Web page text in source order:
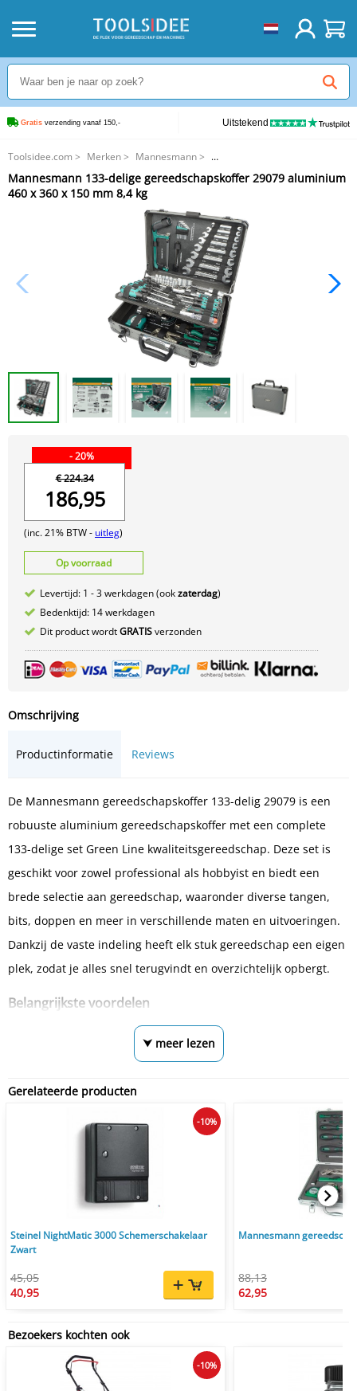
Gratis verzending vanaf 150,- Uitstekend
Toolsidee.com > Merken> Mannesmann>
Mannesmann 133-delige gereedschapskoffer 29079 aluminium 460 x 360 x
150 mm 8,4 kg
Mannesmann 133-delige gereedschapskoffer 29079 aluminium
460 x 360 x 150 mm 8,4 kg
- 20%
€ 224.34
186,95
(inc. 21% BTW - uitleg)
Op voorraad
Levertijd: 1 - 3 werkdagen (ookzaterdag)
Bedenktijd: 14 werkdagen
Dit product wordtGRATISverzonden
Omschrijving
Productinformatie Reviews
De Mannesmann gereedschapskoffer 133-delig 29079 is een
robuuste aluminium gereedschapskoffer met een complete
133-delige set Green Line kwaliteitsgereedschap. Deze set is
geschikt voor zowel professional als hobbyist en biedt een
brede selectie aan gereedschap, waaronder diverse tangen,
bits, doppen en meer in verschillende maten en uitvoeringen.
Dankzij de vaste indeling heeft elk stuk gereedschap een eigen
plek, zodat je alles snel terugvindt en overzichtelijk opbergt.
Belangrijkste voordelen
⮟ meer lezen
Gerelateerde producten
Steinel NightMatic 3000 Schemerschakelaar
Zwart
45,05
40,95
-10%
Mannesmann
88,13
62,95
Bezoekers kochten ook
-10%